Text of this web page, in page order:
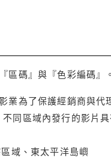
區碼』與『色彩編碼』。
為了保護經銷商與代
同區域內發行的影片
域、東太平洋島嶼